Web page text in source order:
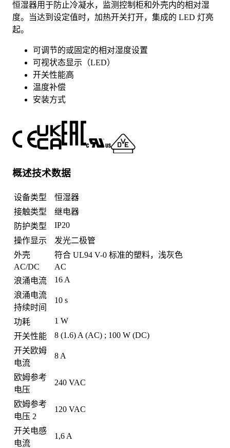
恒湿器用于防止冷凝水，监测控制柜和外壳内的相对湿
度。当达到设定值时，加热开关打开，集成的 LED 灯亮
起。
可调节的或固定的相对湿度设置
可视状态显示（LED）
开关性能高
温度补偿
安装方式
概述技术数据
设备类型
恒湿器
接触类型
继电器
防护类型
IP20
操作显示
发光二极管
外壳
符合 UL94 V-0 标准的塑料，浅灰色
AC/DC
AC
浪涌电流
16 A
浪涌电流
持续时间
10 s
功耗
1 W
开关性能
8 (1.6) A (AC) ; 100 W (DC)
开关欧姆
电流
8 A
欧姆参考
电压
240 VAC
欧姆参考
电压 2
120 VAC
开关电感
电流
1,6 A